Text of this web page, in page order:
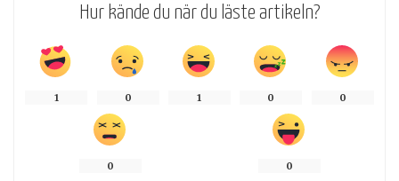
Hur kände du när du läste artikeln?
1 0 1 0 0
0 0